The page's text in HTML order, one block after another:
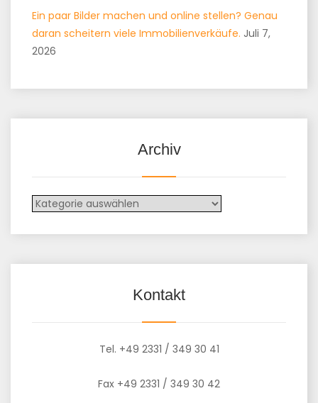
Ein paar Bilder machen und online stellen? Genau
daran scheitern viele Immobilienverkäufe. Juli 7,
2026
Archiv
Kontakt
Tel. +49 2331 / 349 30 41
Fax +49 2331 / 349 30 42